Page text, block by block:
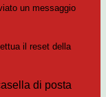
un messaggio
il reset della
di posta